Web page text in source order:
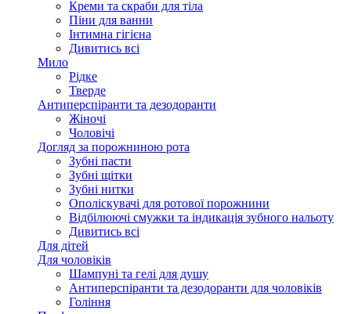
Креми та скраби для тіла
Піни для ванни
Інтимна гігієна
Дивитись всі
Мило
Рідке
Тверде
Антиперспіранти та дезодоранти
Жіночі
Чоловічі
Догляд за порожниною рота
Зубні пасти
Зубні щітки
Зубні нитки
Ополіскувачі для ротової порожнини
Відбілюючі смужки та індикація зубного нальоту
Дивитись всі
Для дітей
Для чоловіків
Шампуні та гелі для душу
Антиперспіранти та дезодоранти для чоловіків
Гоління